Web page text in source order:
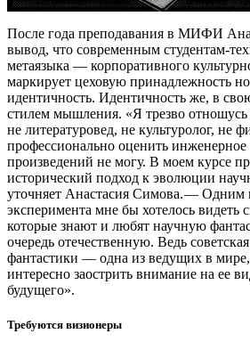
После года преподавания в МИФИ
вывод, что современным студентам-
метаязыка — ​корпоративного
маркирует цеховую принадлежность
идентичность. Идентичность же, в
стилем мышления. «Я трезво
не литературовед, не культуролог, не
профессионально оценить
произведений не могу. В моем курсе
исторический подход к эволюции
уточняет Анастасия Симова. — ​Одним
эксперимента мне бы хотелось видеть
которые знают и любят научную
очередь отечественную. Ведь
фантастики — ​одна из ведущих в
интересно заострить внимание на ее
будущего».
Требуются визионеры